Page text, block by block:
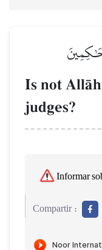
Is not
judges?
Informar
Compartir :